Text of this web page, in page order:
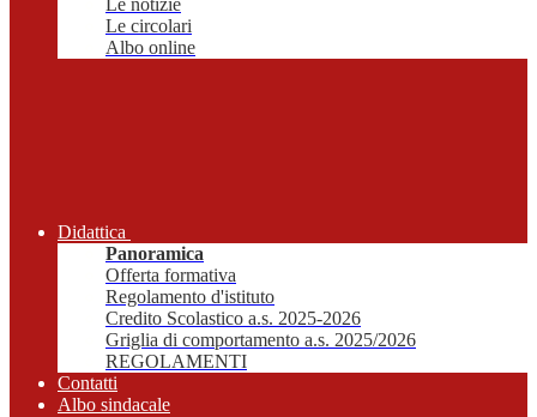
Le notizie
Le circolari
Albo online
Didattica
Panoramica
Offerta formativa
Regolamento d'istituto
Credito Scolastico a.s. 2025-2026
Griglia di comportamento a.s. 2025/2026
REGOLAMENTI
Contatti
Albo sindacale